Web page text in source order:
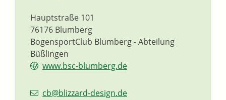
BogensportClub Blumberg - Abteilung
Büßlingen
Hauptstraße 101
76176 Blumberg
www.bsc-blumberg.de
cb@blizzard-design.de